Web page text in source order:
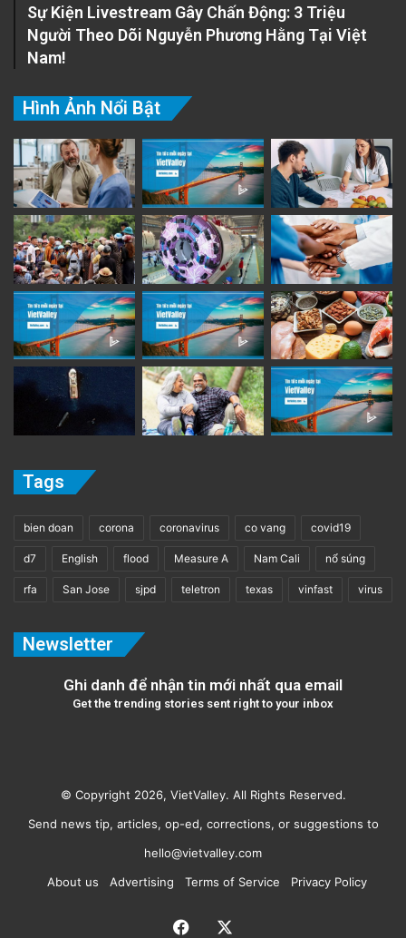
Sự Kiện Livestream Gây Chấn Động: 3 Triệu
Người Theo Dõi Nguyễn Phương Hằng Tại Việt
Nam!
Hình Ảnh Nổi Bật
Tags
bien doan corona coronavirus co vang covid19
d7 English flood Measure A Nam Cali nổ súng
rfa San Jose sjpd teletron texas vinfast virus
Newsletter
Ghi danh để nhận tin mới nhất qua email
Get the trending stories sent right to your inbox
© Copyright 2026, VietValley. All Rights Reserved.
Send news tip, articles, op-ed, corrections, or suggestions to
hello@vietvalley.com
About us
Advertising Terms of Service Privacy Policy
Facebook